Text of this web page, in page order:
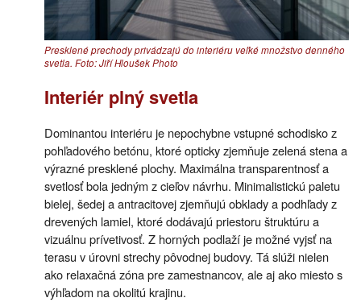
Presklené prechody privádzajú do interiéru veľké množstvo denného
svetla. Foto: Jiří Hloušek Photo
Interiér plný svetla
Dominantou interiéru je nepochybne vstupné schodisko z
pohľadového betónu, ktoré opticky zjemňuje zelená stena a
výrazné presklené plochy. Maximálna transparentnosť a
svetlosť bola jedným z cieľov návrhu. Minimalistickú paletu
bielej, šedej a antracitovej zjemňujú obklady a podhľady z
drevených lamiel, ktoré dodávajú priestoru štruktúru a
vizuálnu prívetivosť. Z horných podlaží je možné vyjsť na
terasu v úrovni strechy pôvodnej budovy. Tá slúži nielen
ako relaxačná zóna pre zamestnancov, ale aj ako miesto s
výhľadom na okolitú krajinu.